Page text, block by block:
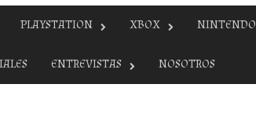
PLAYSTATION XBOX NINTENDO
ENTREVISTAS NOSOTROS